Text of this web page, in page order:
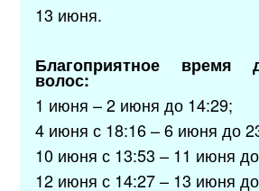
13 июня.
Благоприятное время
волос:
1 июня – 2 июня до 14:29;
4 июня с 18:16 – 6 июня до
10 июня с 13:53 – 11 июня
12 июня с 14:27 – 13 июня